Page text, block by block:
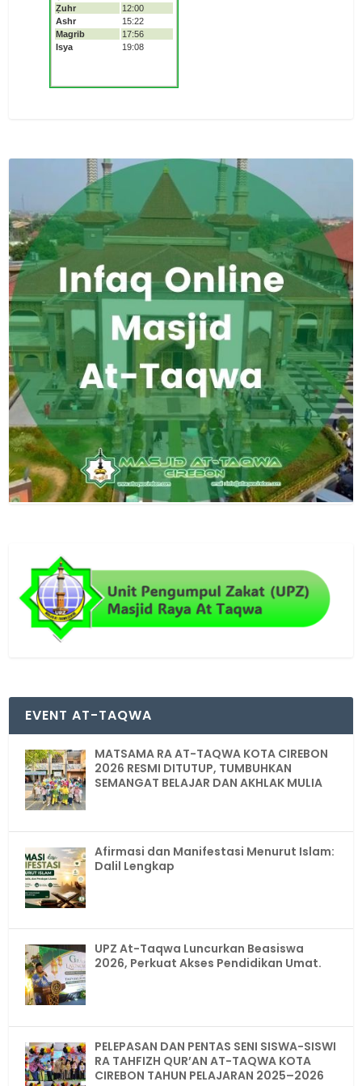
EVENT AT-TAQWA
MATSAMA RA AT-TAQWA KOTA CIREBON
2026 RESMI DITUTUP, TUMBUHKAN
SEMANGAT BELAJAR DAN AKHLAK MULIA
Afirmasi dan Manifestasi Menurut Islam:
Dalil Lengkap
UPZ At-Taqwa Luncurkan Beasiswa
2026, Perkuat Akses Pendidikan Umat.
PELEPASAN DAN PENTAS SENI SISWA-SISWI
RA TAHFIZH QUR’AN AT-TAQWA KOTA
CIREBON TAHUN PELAJARAN 2025–2026